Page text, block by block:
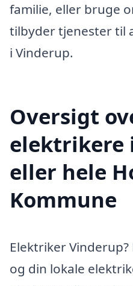
familie, eller bruge
tilbyder tjenester til
i Vinderup.
Oversigt
elektrikere
eller hele
Kommune
Elektriker
og din lokale